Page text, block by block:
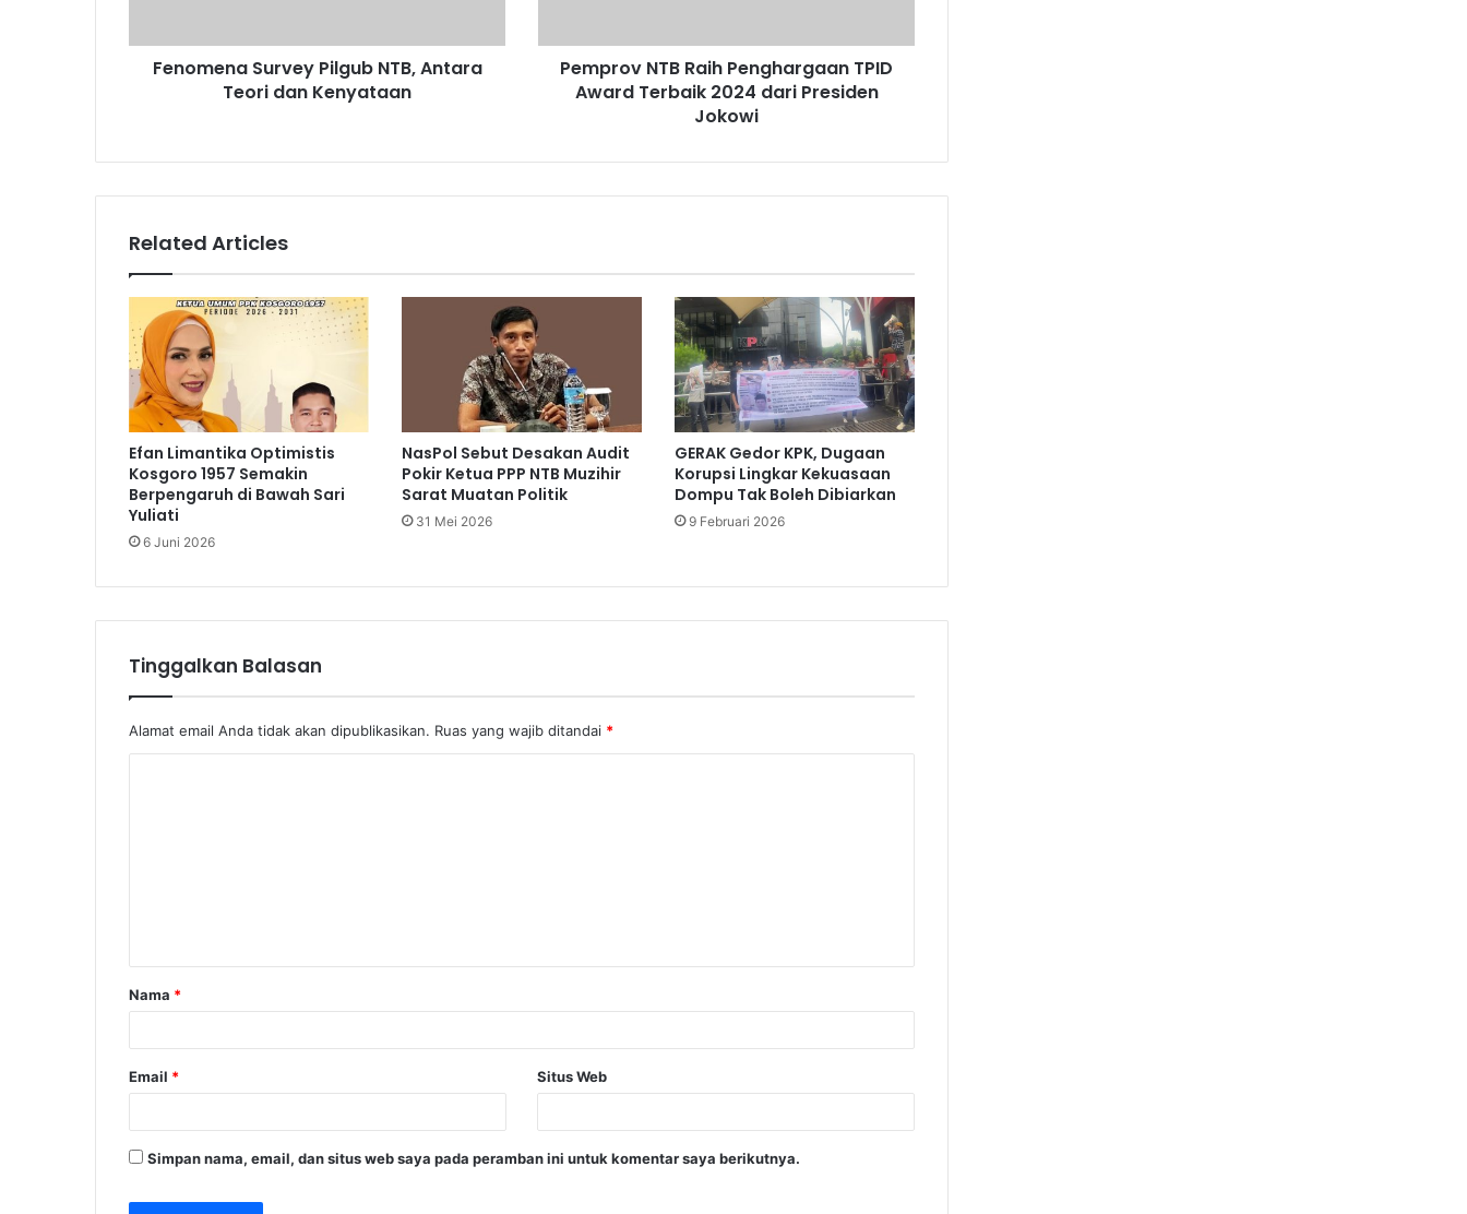
Fenomena Survey Pilgub NTB, Antara
Teori dan Kenyataan
Pemprov NTB Raih Penghargaan TPID
Award Terbaik 2024 dari Presiden
Jokowi
Related Articles
Efan Limantika Optimistis
Kosgoro 1957 Semakin
Berpengaruh di Bawah Sari
Yuliati
6 Juni 2026
NasPol Sebut Desakan Audit
Pokir Ketua PPP NTB Muzihir
Sarat Muatan Politik
31 Mei 2026
GERAK Gedor KPK, Dugaan
Korupsi Lingkar Kekuasaan
Dompu Tak Boleh Dibiarkan
9 Februari 2026
Tinggalkan Balasan
Alamat email Anda tidak akan dipublikasikan. Ruas yang wajib ditandai *
a
r
Nama *
Email * Situs Web
Simpan nama, email, dan situs web saya pada peramban ini untuk komentar saya berikutnya.